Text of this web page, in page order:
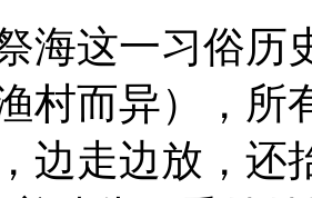
海这一习俗历
村而异），所
边走边放，还